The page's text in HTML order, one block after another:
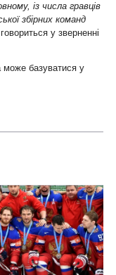
із числа гравців
збірних команд
у зверненні
може базуватися у